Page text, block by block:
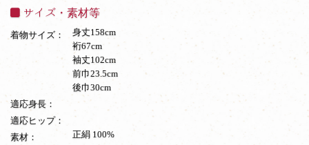
サイズ・素材等
着物サイズ：
身丈158cm
裄67cm
袖丈102cm
前巾23.5cm
後巾30cm
適応身長：
適応ヒップ：
素材：
正絹 100%